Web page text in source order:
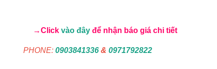
→Click vào đây để nhận báo giá chi tiết
PHONE: 0903841336 & 0971792822